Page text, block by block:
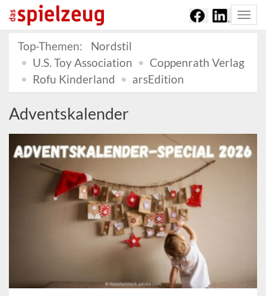
Top-Themen:
Nordstil
U.S. Toy Association
Coppenrath Verlag
Rofu Kinderland
arsEdition
Adventskalender